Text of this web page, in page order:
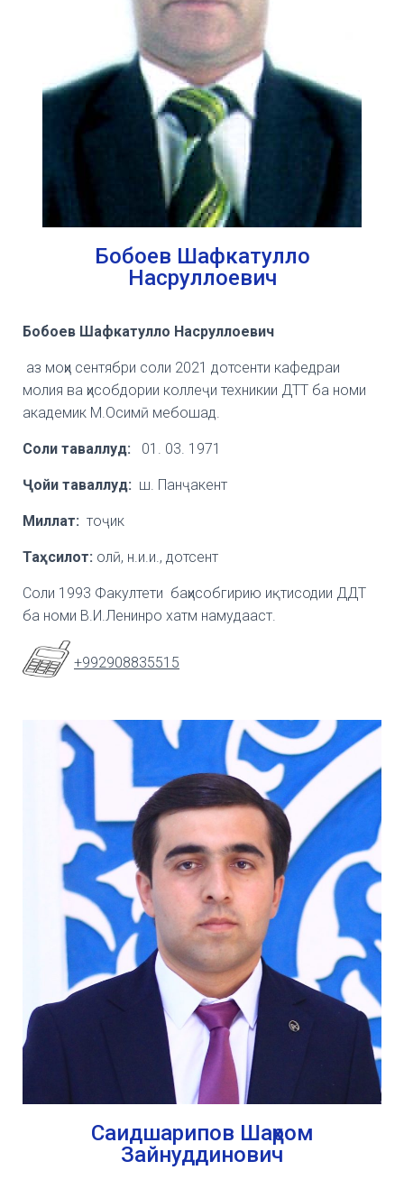
Бобоев Шафкатулло
Насруллоевич
Бобоев Шафкатулло Насруллоевич
аз моҳи сентябри соли 2021 дотсенти кафедраи
молия ва ҳисобдории коллеҷи техникии ДТТ ба номи
академик М.Осимӣ мебошад.
Соли таваллуд: 01. 03. 1971
Ҷойи таваллуд: ш. Панҷакент
Миллат: тоҷик
Таҳсилот: олӣ, н.и.и., дотсент
Соли 1993 Факултети баҳисобгирию иқтисодии ДДТ
ба номи В.И.Ленинро хатм намудааст.
+992908835515
Саидшарипов Шаҳром
Зайнуддинович